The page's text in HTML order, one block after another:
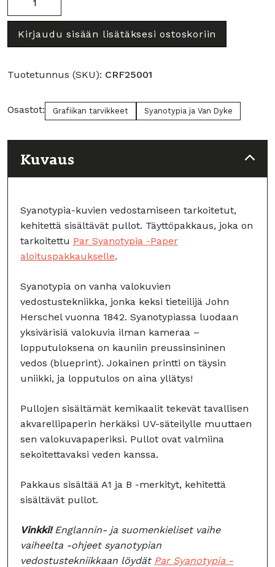
määrä
Kirjaudu sisään lisätäksesi ostoskoriin
Tuotetunnus (SKU): CRF25001
Osastot: Grafiikan tarvikkeet Syanotypia ja Van Dyke
Kuvaus
Syanotypia-kuvien vedostamiseen tarkoitetut,
kehitettä sisältävät pullot. Täyttöpakkaus, joka on
tarkoitettu Par Syanotypia -Paper
aloituspakkaukselle.
Syanotypia on vanha valokuvien
vedostustekniikka, jonka keksi tieteilijä John
Herschel vuonna 1842. Syanotypiassa luodaan
yksivärisiä valokuvia ilman kameraa –
lopputuloksena on kauniin preussinsininen
vedos (blueprint). Jokainen printti on täysin
uniikki, ja lopputulos on aina yllätys!
Pullojen sisältämät kemikaalit tekevät tavallisen
akvarellipaperin herkäksi UV-säteilylle muuttaen
sen valokuvapaperiksi. Pullot ovat valmiina
sekoitettavaksi veden kanssa.
Pakkaus sisältää A1 ja B -merkityt, kehitettä
sisältävät pullot.
Vinkki!Englannin- ja suomenkieliset vaihe
vaiheelta -ohjeet syanotypian
vedostustekniikkaan löydät Par Syanotypia -